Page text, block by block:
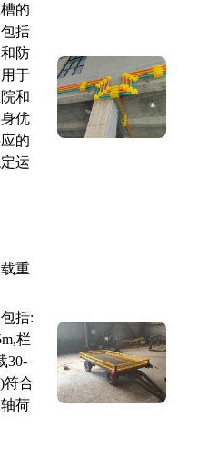
的
括
防
于
和
优
的
运
重
括:
栏
30-
符合
荷